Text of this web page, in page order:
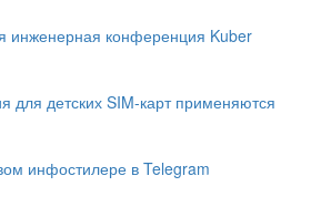
инженерная конференция Kuber
детских SIM-карт применяются
инфостилере в Telegram